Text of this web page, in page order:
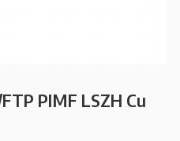
PIMF LSZH Cu